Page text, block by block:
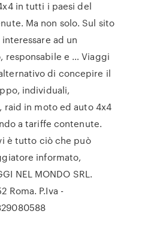
in tutti i paesi del
Ma non solo. Sul sito
ad un
responsabile e … Viaggi
di concepire il
individuali,
raid in moto ed auto 4x4
a tariffe contenute.
è tutto ciò che può
informato,
NEL MONDO SRL.
Roma. P.Iva -